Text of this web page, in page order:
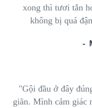
xong thì tươi tắn
không bị quá
-
"Gội đầu ở đây
giãn. Mình cảm giác